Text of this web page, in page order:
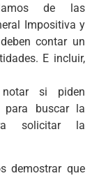
de las
Impositiva y
contar un
E incluir,
si piden
para buscar la
solicitar la
demostrar que